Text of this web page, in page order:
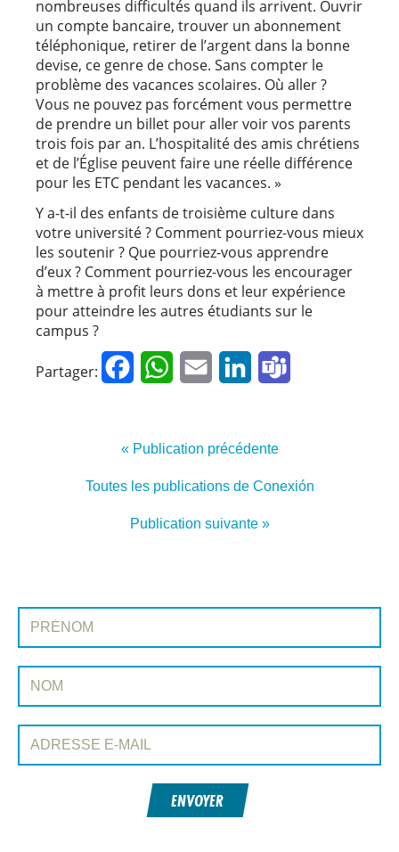
nombreuses difficultés quand ils arrivent. Ouvrir
un compte bancaire, trouver un abonnement
téléphonique, retirer de l’argent dans la bonne
devise, ce genre de chose. Sans compter le
problème des vacances scolaires. Où aller ?
Vous ne pouvez pas forcément vous permettre
de prendre un billet pour aller voir vos parents
trois fois par an. L’hospitalité des amis chrétiens
et de l’Église peuvent faire une réelle différence
pour les ETC pendant les vacances. »
Y a-t-il des enfants de troisième culture dans
votre université ? Comment pourriez-vous mieux
les soutenir ? Que pourriez-vous apprendre
d’eux ? Comment pourriez-vous les encourager
à mettre à profit leurs dons et leur expérience
pour atteindre les autres étudiants sur le
campus ?
Partager: FacebookWhatsApp
Email LinkedIn
« Publication précédente
Toutes les publications de Conexión
Publication suivante »
INSCRIVEZ-VOUS À CONEXIÓN
Prénom:
Nom:
Adresse e-mail:
ENVOYER